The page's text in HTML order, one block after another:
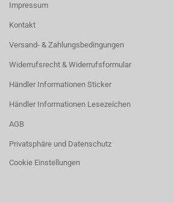
Impressum
Kontakt
Versand- & Zahlungsbedingungen
Widerrufsrecht & Widerrufsformular
Händler Informationen Sticker
Händler Informationen Lesezeichen
AGB
Privatsphäre und Datenschutz
Cookie Einstellungen